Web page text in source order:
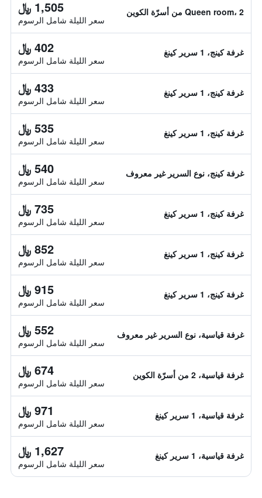
Queen room، 2 من أسرّة الكوين 1,505 ﷼
سعر الليلة شامل الرسوم
غرفة كينج، 1 سرير كينغ 402 ﷼
سعر الليلة شامل الرسوم
غرفة كينج، 1 سرير كينغ 433 ﷼
سعر الليلة شامل الرسوم
غرفة كينج، 1 سرير كينغ 535 ﷼
سعر الليلة شامل الرسوم
غرفة كينج، نوع السرير غير معروف 540 ﷼
سعر الليلة شامل الرسوم
غرفة كينج، 1 سرير كينغ 735 ﷼
سعر الليلة شامل الرسوم
غرفة كينج، 1 سرير كينغ 852 ﷼
سعر الليلة شامل الرسوم
غرفة كينج، 1 سرير كينغ 915 ﷼
سعر الليلة شامل الرسوم
غرفة قياسية، نوع السرير غير معروف 552 ﷼
سعر الليلة شامل الرسوم
غرفة قياسية، 2 من أسرّة الكوين 674 ﷼
سعر الليلة شامل الرسوم
غرفة قياسية، 1 سرير كينغ 971 ﷼
سعر الليلة شامل الرسوم
غرفة قياسية، 1 سرير كينغ 1,627 ﷼
سعر الليلة شامل الرسوم